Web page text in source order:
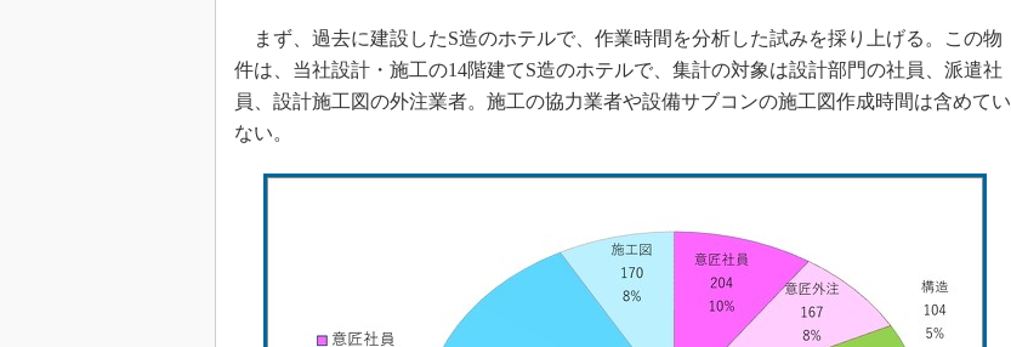
まず、過去に建設したS造のホテルで、作業時間を分析した試みを採り上げる。この物
件は、当社設計・施工の14階建てS造のホテルで、集計の対象は設計部門の社員、派遣社
員、設計施工図の外注業者。施工の協力業者や設備サブコンの施工図作成時間は含めてい
ない。